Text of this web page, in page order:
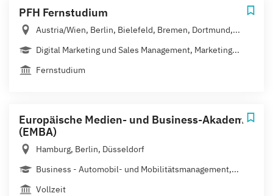
PFH Fernstudium
Austria/Wien, Berlin, Bielefeld, Bremen, Dortmund,...
Digital Marketing und Sales Management, Marketing...
Fernstudium
Europäische Medien- und Business-Akademie
(EMBA)
Hamburg, Berlin, Düsseldorf
Business - Automobil- und Mobilitätsmanagement,...
Vollzeit